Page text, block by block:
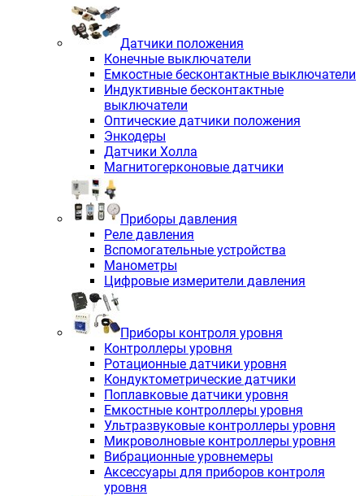
Датчики положения
Конечные выключатели
Емкостные бесконтактные выключатели
Индуктивные бесконтактные
выключатели
Оптические датчики положения
Энкодеры
Датчики Холла
Магнитогерконовые датчики
Приборы давления
Реле давления
Вспомогательные устройства
Манометры
Цифровые измерители давления
Приборы контроля уровня
Контроллеры уровня
Ротационные датчики уровня
Кондуктометрические датчики
Поплавковые датчики уровня
Емкостные контроллеры уровня
Ультразвуковые контроллеры уровня
Микроволновые контроллеры уровня
Вибрационные уровнемеры
Аксессуары для приборов контроля
уровня